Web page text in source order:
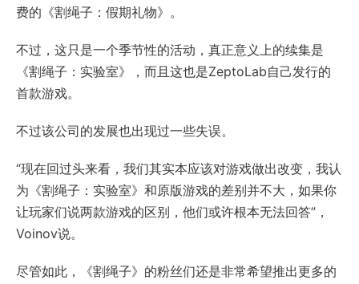
费的《割绳子：假期礼物》。
不过，这只是一个季节性的活动，真正意义上的续集是
《割绳子：实验室》，而且这也是ZeptoLab自己发行的
首款游戏。
不过该公司的发展也出现过一些失误。
“现在回过头来看，我们其实本应该对游戏做出改变，我认
为《割绳子：实验室》和原版游戏的差别并不大，如果你
让玩家们说两款游戏的区别，他们或许根本无法回答”，
Voinov说。
尽管如此，《割绳子》的粉丝们还是非常希望推出更多的